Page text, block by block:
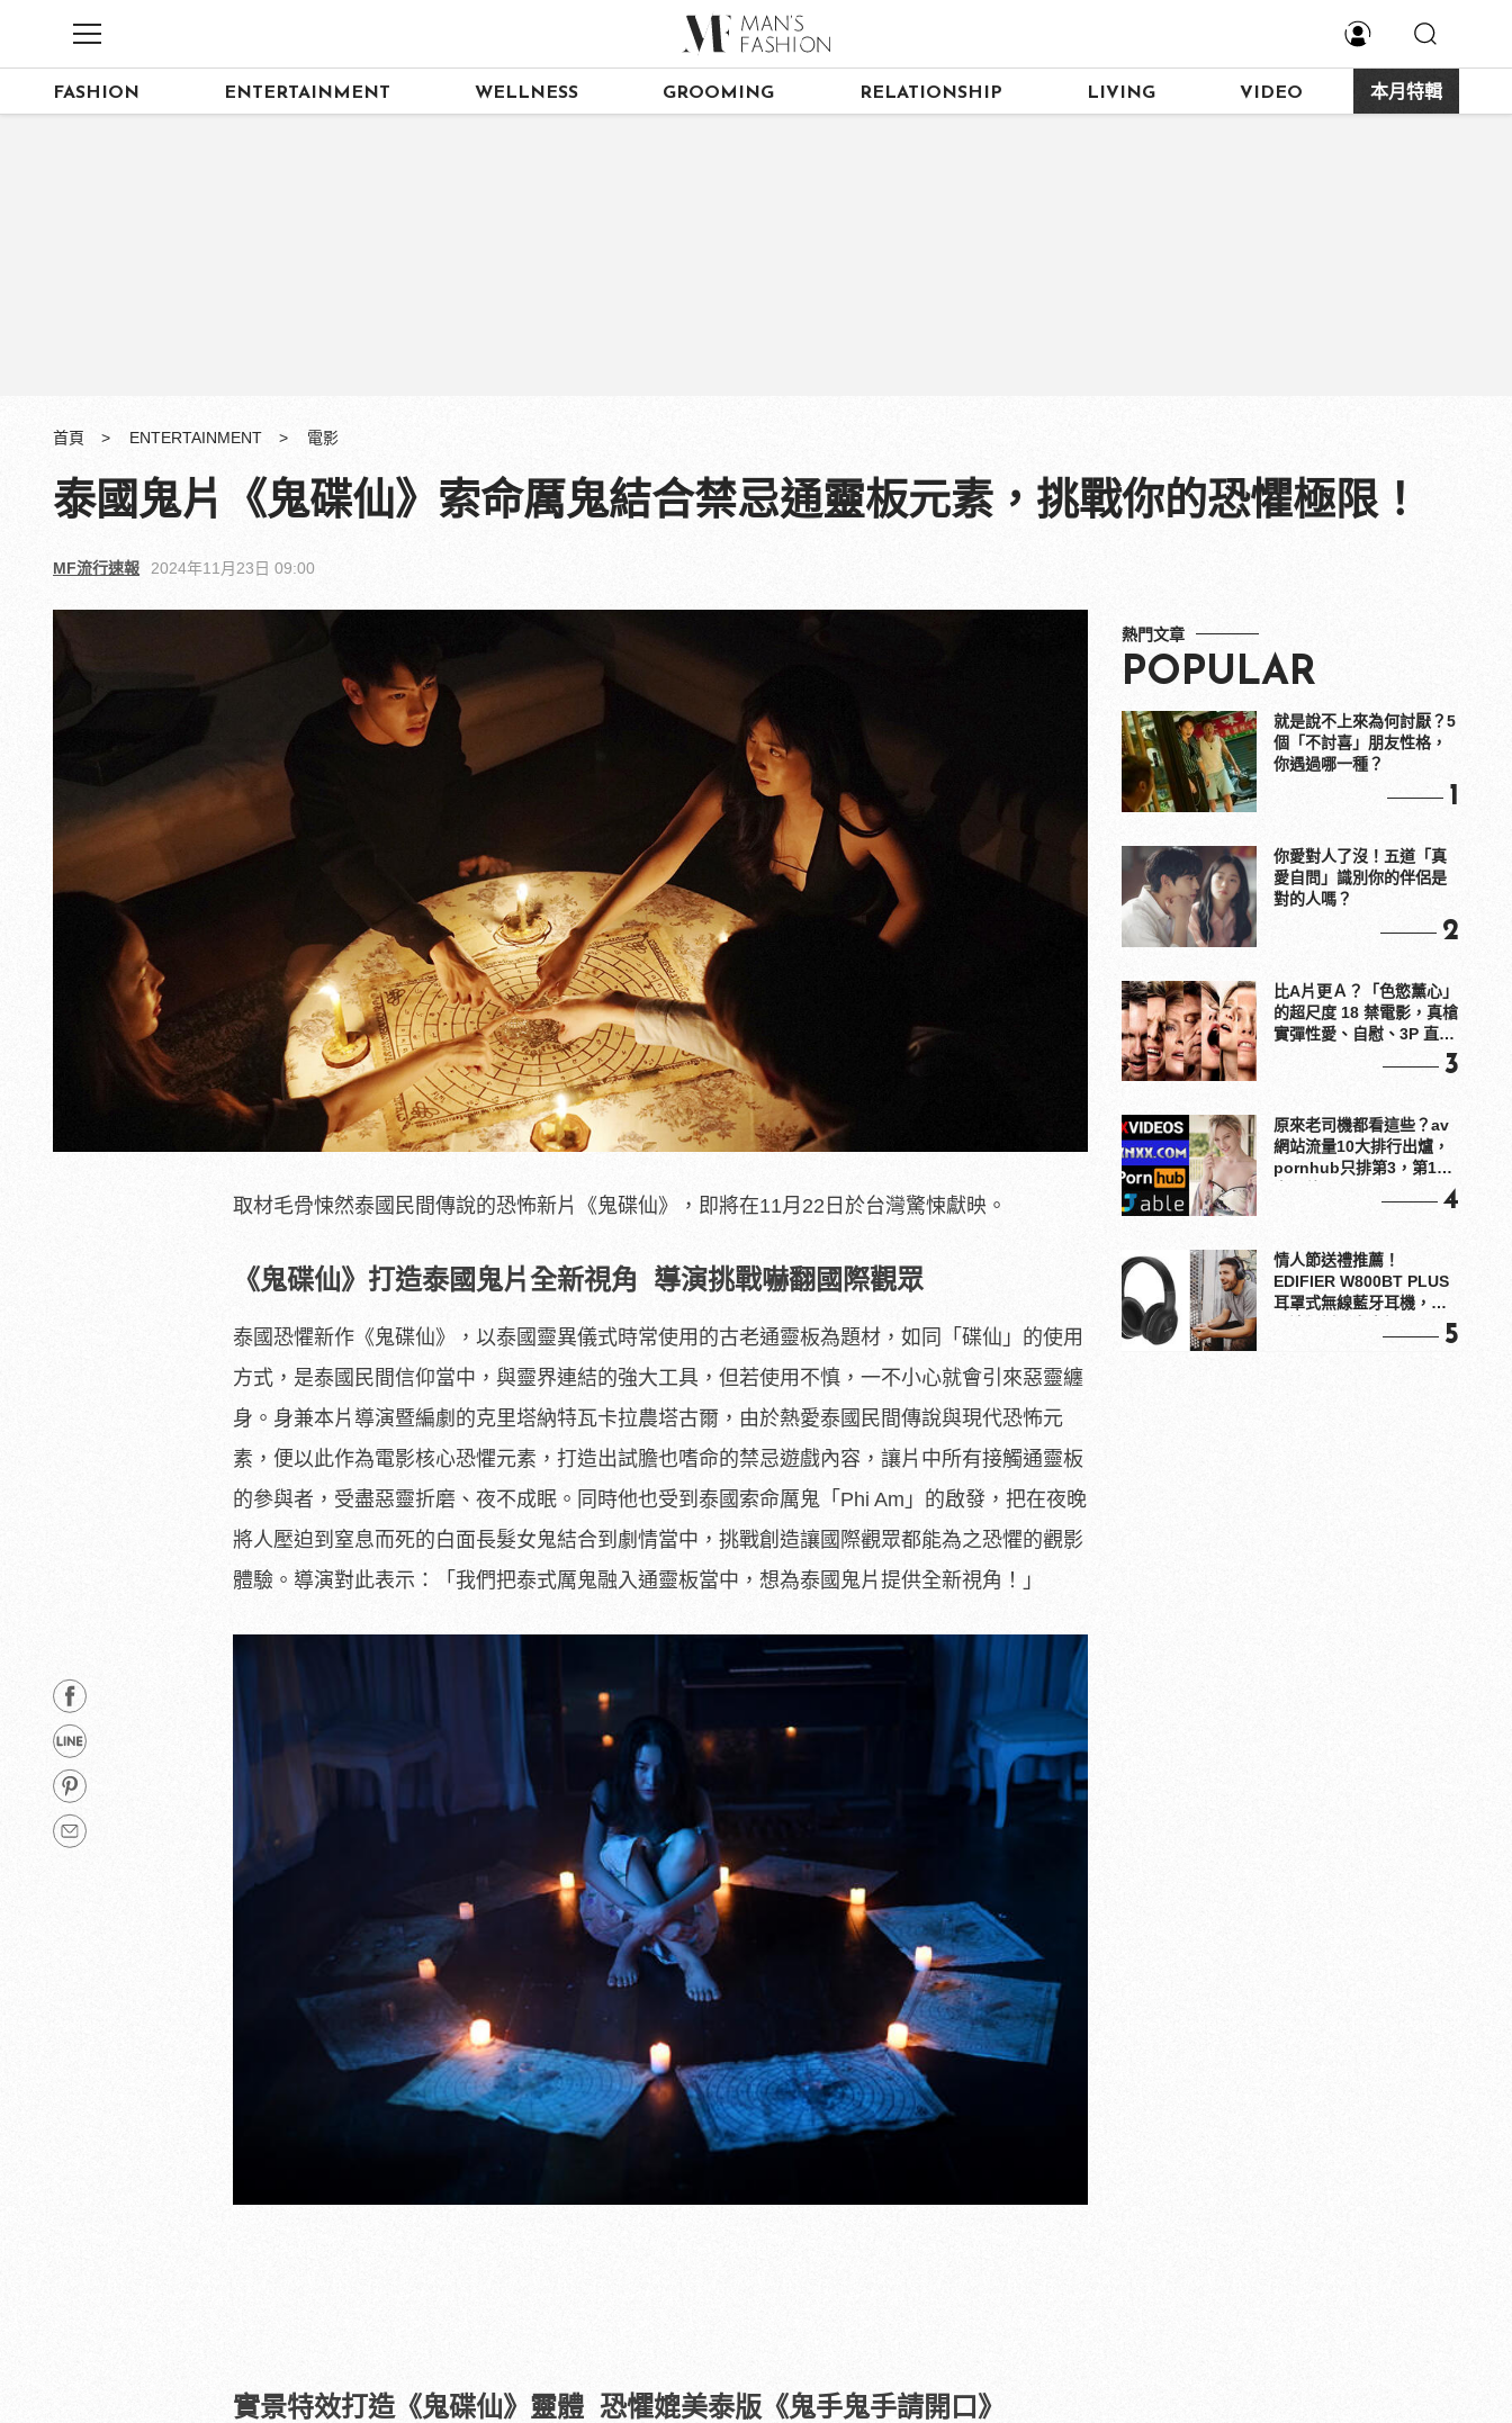
FASHION ENTERTAINMENT WELLNESS GROOMING RELATIONSHIP LIVING VIDEO 本月特輯
首頁 ENTERTAINMENT 電影
泰國鬼片《鬼碟仙》索命厲鬼結合禁忌通靈板元素，挑戰你的恐懼極限！
MF流行速報 2024年11月23日 09:00
取材毛骨悚然泰國民間傳說的恐怖新片《鬼碟仙》，即將在11月22日於台灣驚悚獻映。
《鬼碟仙》打造泰國鬼片全新視角 導演挑戰嚇翻國際觀眾
泰國恐懼新作《鬼碟仙》，以泰國靈異儀式時常使用的古老通靈板為題材，如同「碟仙」的使用
方式，是泰國民間信仰當中，與靈界連結的強大工具，但若使用不慎，一不小心就會引來惡靈纏
身。身兼本片導演暨編劇的克里塔納特瓦卡拉農塔古爾，由於熱愛泰國民間傳說與現代恐怖元
素，便以此作為電影核心恐懼元素，打造出試膽也嗜命的禁忌遊戲內容，讓片中所有接觸通靈板
的參與者，受盡惡靈折磨、夜不成眠。同時他也受到泰國索命厲鬼「Phi Am」的啟發，把在夜晚
將人壓迫到窒息而死的白面長髮女鬼結合到劇情當中，挑戰創造讓國際觀眾都能為之恐懼的觀影
體驗。導演對此表示：「我們把泰式厲鬼融入通靈板當中，想為泰國鬼片提供全新視角！」
實景特效打造《鬼碟仙》靈體 恐懼媲美泰版《鬼手鬼手請開口》
熱門文章
POPULAR
就是說不上來為何討厭？5
個「不討喜」朋友性格，
你遇過哪一種？
1
你愛對人了沒！五道「真
愛自問」識別你的伴侶是
對的人嗎？
2
比A片更Ａ？「色慾薰心」
的超尺度 18 禁電影，真槍
實彈性愛、自慰、3P 直接
3
原來老司機都看這些？av
網站流量10大排行出爐，
pornhub只排第3，第1名
4
情人節送禮推薦！
EDIFIER W800BT PLUS
耳罩式無線藍牙耳機，在
5